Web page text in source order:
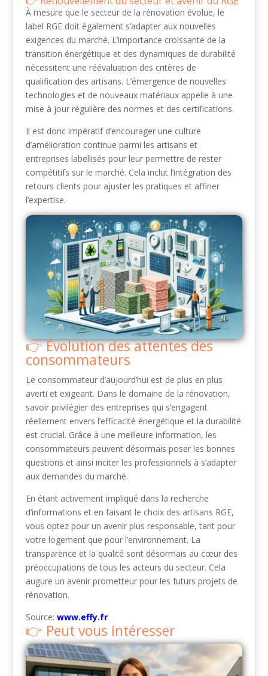
À mesure que le secteur de la rénovation évolue, le
label RGE doit également s’adapter aux nouvelles
exigences du marché. L’importance croissante de la
transition énergétique et des dynamiques de durabilité
nécessitent une réévaluation des critères de
qualification des artisans. L’émergence de nouvelles
technologies et de nouveaux matériaux appelle à une
mise à jour régulière des normes et des certifications.
Il est donc impératif d’encourager une culture
d’amélioration continue parmi les artisans et
entreprises labellisés pour leur permettre de rester
compétitifs sur le marché. Cela inclut l’intégration des
retours clients pour ajuster les pratiques et affiner
l’expertise.
Évolution des attentes des
consommateurs
Le consommateur d’aujourd’hui est de plus en plus
averti et exigeant. Dans le domaine de la rénovation,
savoir privilégier des entreprises qui s’engagent
réellement envers l’efficacité énergétique et la durabilité
est crucial. Grâce à une meilleure information, les
consommateurs peuvent désormais poser les bonnes
questions et ainsi inciter les professionnels à s’adapter
aux demandes du marché.
En étant activement impliqué dans la recherche
d’informations et en faisant le choix des artisans RGE,
vous optez pour un avenir plus responsable, tant pour
votre logement que pour l’environnement. La
transparence et la qualité sont désormais au cœur des
préoccupations de tous les acteurs du secteur. Cela
augure un avenir prometteur pour les futurs projets de
rénovation.
Source: www.effy.fr
Peut vous intéresser